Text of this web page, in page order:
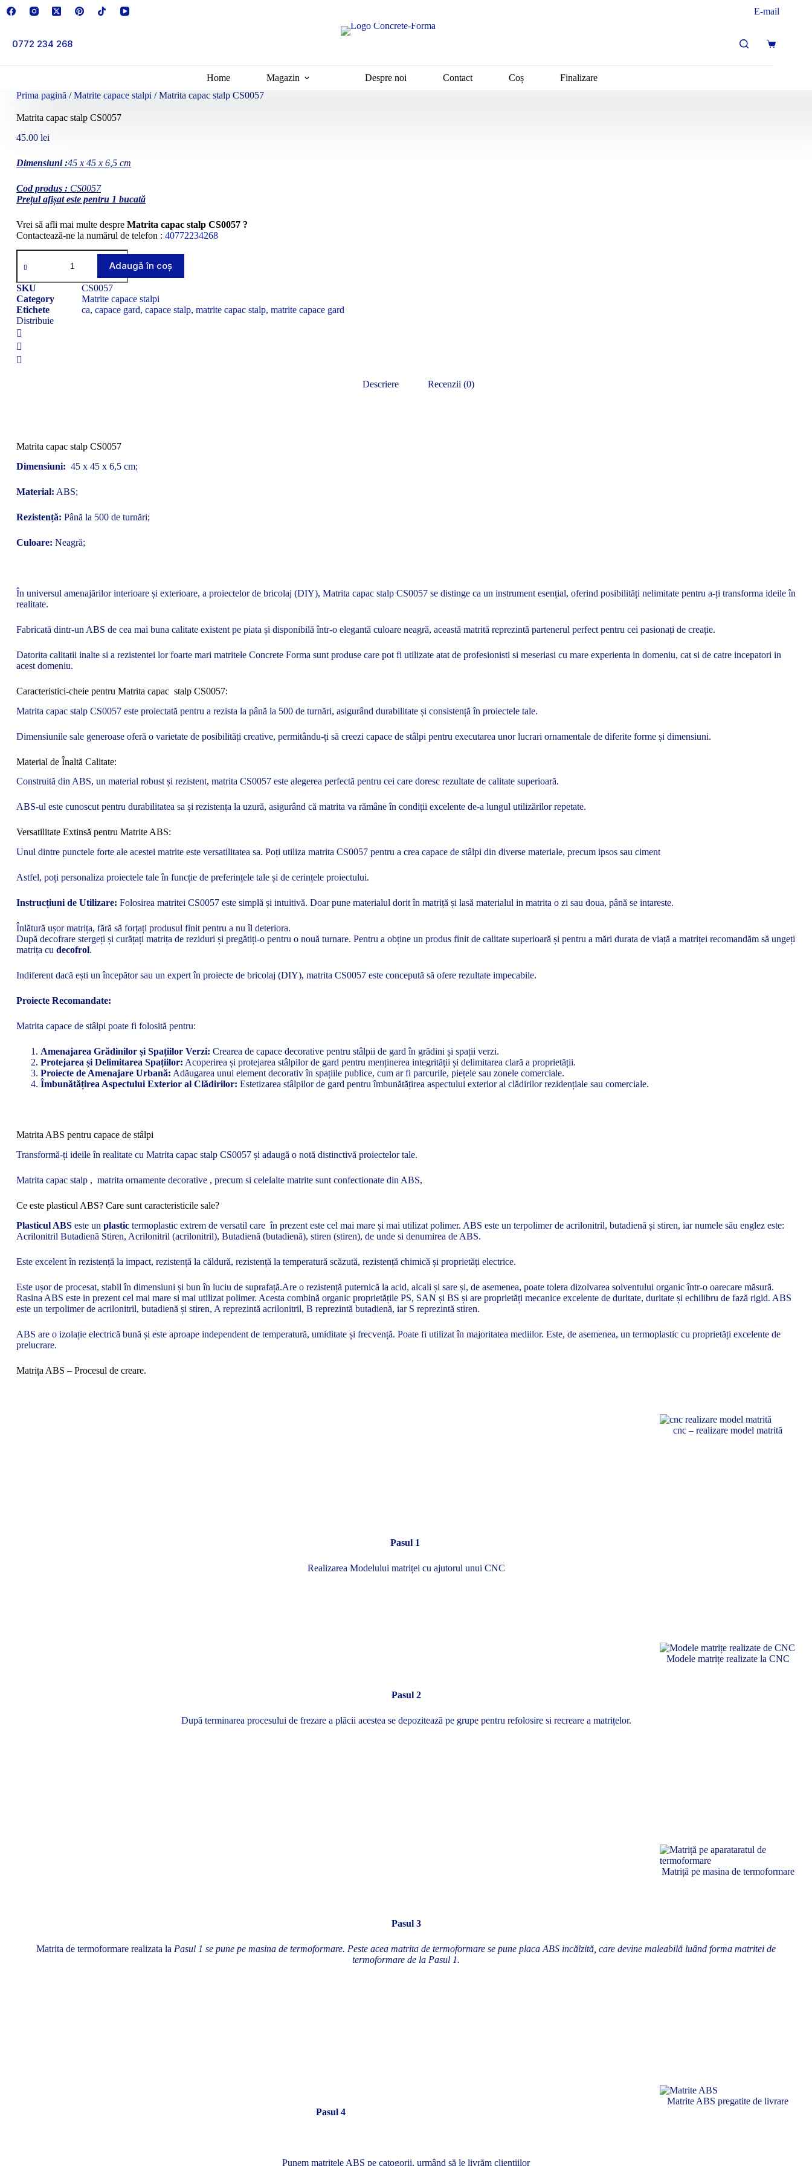
Sari
E-mail
0772 234 268
Coș
Home Magazin Despre noi Contact Coș
Finalizare
Prima pagină /Matrite capace stalpi / Matrita capac stalp CS0057
Matrita capac stalp CS0057
45.00 lei
Dimensiuni :45 x 45 x 6,5 cm
Cod produs : CS0057
Prețul afișat este pentru 1 bucată
Vrei să afli mai multe despre Matrita capac stalp CS0057 ?
Contactează-ne la numărul de telefon : 40772234268
Cantitate
Matrita
stalp
CS0057
Adaugă în coș
SKU
CS0057
Category
Matrite capace stalpi
Etichete
ca, capace gard, capace stalp, matrite capac stalp, matrite capace gard
Distribuie
Descriere Recenzii (0)
Matrita capac stalp CS0057
Dimensiuni: 45 x 45 x 6,5 cm;
Material: ABS;
Rezistență: Până la 500 de turnări;
Culoare: Neagră;
În universul amenajărilor interioare și exterioare, a proiectelor de bricolaj (DIY), Matrita capac stalp CS0057 se distinge ca un instrument esențial, oferind posibilități nelimitate pentru a-ți transforma ideile în
realitate.
Fabricată dintr-un ABS de cea mai buna calitate existent pe piata și disponibilă într-o elegantă culoare neagră, această matrită reprezintă partenerul perfect pentru cei pasionați de creație.
Datorita calitatii inalte si a rezistentei lor foarte mari matritele Concrete Forma sunt produse care pot fi utilizate atat de profesionisti si meseriasi cu mare experienta in domeniu, cat si de catre incepatori in
acest domeniu.
Caracteristici-cheie pentru Matrita capac stalp CS0057:
Matrita capac stalp CS0057 este proiectată pentru a rezista la până la 500 de turnări, asigurând durabilitate și consistență în proiectele tale.
Dimensiunile sale generoase oferă o varietate de posibilități creative, permitându-ți să creezi capace de stâlpi pentru executarea unor lucrari ornamentale de diferite forme și dimensiuni.
Material de Înaltă Calitate:
Construită din ABS, un material robust și rezistent, matrita CS0057 este alegerea perfectă pentru cei care doresc rezultate de calitate superioară.
ABS-ul este cunoscut pentru durabilitatea sa și rezistența la uzură, asigurând că matrita va rămâne în condiții excelente de-a lungul utilizărilor repetate.
Versatilitate Extinsă pentru Matrite ABS:
Unul dintre punctele forte ale acestei matrite este versatilitatea sa. Poți utiliza matrita CS0057 pentru a crea capace de stâlpi din diverse materiale, precum ipsos sau ciment
Astfel, poți personaliza proiectele tale în funcție de preferințele tale și de cerințele proiectului.
Instrucțiuni de Utilizare: Folosirea matritei CS0057 este simplă și intuitivă. Doar pune materialul dorit în matriță și lasă materialul in matrita o zi sau doua, până se intareste.
Înlătură ușor matrița, fără să forțați produsul finit pentru a nu îl deteriora.
După decofrare stergeți și curățați matrița de reziduri și pregătiți-o pentru o nouă turnare. Pentru a obține un produs finit de calitate superioară și pentru a mări durata de viață a matriței recomandăm să ungeți
matrița cu decofrol.
Indiferent dacă ești un începător sau un expert în proiecte de bricolaj (DIY), matrita CS0057 este concepută să ofere rezultate impecabile.
Proiecte Recomandate:
Matrita capace de stâlpi poate fi folosită pentru:
Amenajarea Grădinilor și Spațiilor Verzi: Crearea de capace decorative pentru stâlpii de gard în grădini și spații verzi.
Protejarea și Delimitarea Spațiilor: Acoperirea și protejarea stâlpilor de gard pentru menținerea integrității și delimitarea clară a proprietății.
Proiecte de Amenajare Urbană: Adăugarea unui element decorativ în spațiile publice, cum ar fi parcurile, piețele sau zonele comerciale.
Îmbunătățirea Aspectului Exterior al Clădirilor: Estetizarea stâlpilor de gard pentru îmbunătățirea aspectului exterior al clădirilor rezidențiale sau comerciale.
Matrita ABS pentru capace de stâlpi
Transformă-ți ideile în realitate cu Matrita capac stalp CS0057 și adaugă o notă distinctivă proiectelor tale.
Matrita capac stalp , matrita ornamente decorative , precum si celelalte matrite sunt confectionate din ABS,
Ce este plasticul ABS? Care sunt caracteristicile sale?
Plasticul ABS este un plastic termoplastic extrem de versatil care în prezent este cel mai mare și mai utilizat polimer. ABS este un terpolimer de acrilonitril, butadienă și stiren, iar numele său englez este:
Acrilonitril Butadienă Stiren, Acrilonitril (acrilonitril), Butadienă (butadienă), stiren (stiren), de unde si denumirea de ABS.
Este excelent în rezistență la impact, rezistență la căldură, rezistență la temperatură scăzută, rezistență chimică și proprietăți electrice.
Este ușor de procesat, stabil în dimensiuni și bun în luciu de suprafață.Are o rezistență puternică la acid, alcali și sare și, de asemenea, poate tolera dizolvarea solventului organic într-o oarecare măsură.
Rasina ABS este in prezent cel mai mare si mai utilizat polimer. Acesta combină organic proprietățile PS, SAN și BS și are proprietăți mecanice excelente de duritate, duritate și echilibru de fază rigid. ABS
este un terpolimer de acrilonitril, butadienă și stiren, A reprezintă acrilonitril, B reprezintă butadienă, iar S reprezintă stiren.
ABS are o izolație electrică bună și este aproape independent de temperatură, umiditate și frecvență. Poate fi utilizat în majoritatea mediilor. Este, de asemenea, un termoplastic cu proprietăți excelente de
prelucrare.
Matrița ABS – Procesul de creare.
cnc – realizare model matrită
Pasul 1
Realizarea Modelului matriței cu ajutorul unui CNC
Modele matrițe realizate la CNC
Pasul 2
După terminarea procesului de frezare a plăcii acestea se depozitează pe grupe pentru refolosire si recreare a matrițelor.
Matriță pe masina de termoformare
Pasul 3
Matrita de termoformare realizata la Pasul 1 se pune pe masina de termoformare. Peste acea matrita de termoformare se pune placa ABS incălzită, care devine maleabilă luând forma matritei de
termoformare de la Pasul 1.
Matrite ABS pregatite de livrare
Pasul 4
Punem matrițele ABS pe catogorii, urmând să le livrăm cliențiilor